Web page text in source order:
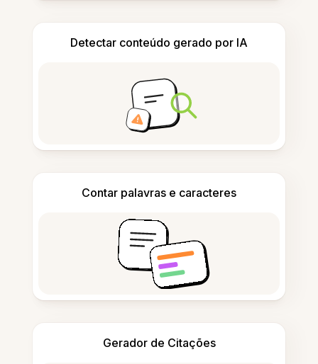
Detectar conteúdo gerado por IA
Contar palavras e caracteres
Gerador de Citações